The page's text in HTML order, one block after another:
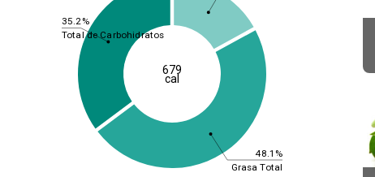
48.1%
35.2%
Grasa Total
Total de Carbohidratos
679
cal